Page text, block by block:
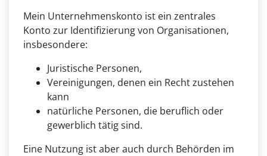
Mein Unternehmenskonto ist ein zentrales
Konto zur Identifizierung von Organisationen,
insbesondere:
Juristische Personen,
Vereinigungen, denen ein Recht zustehen
kann
natürliche Personen, die beruflich oder
gewerblich tätig sind.
Eine Nutzung ist aber auch durch Behörden im